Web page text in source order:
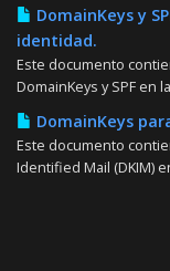
DomainKeys y
identidad.
Este documento
DomainKeys y SPF en
DomainKeys
Este documento
Identified Mail (DKIM)